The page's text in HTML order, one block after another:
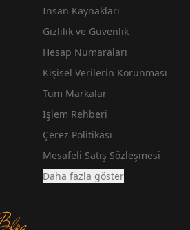
İnsan Kaynakları
Gizlilik ve Güvenlik
Hesap Numaraları
Kişisel Verilerin Korunması
Tüm Markalar
İşlem Rehberi
Çerez Politikası
Mesafeli Satış Sözleşmesi
Daha fazla göster